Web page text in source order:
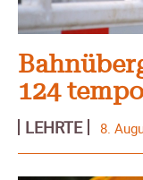
124
LEHRTE 8.